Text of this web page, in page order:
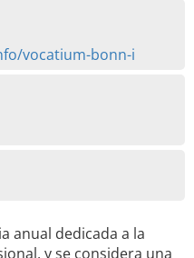
vocatium-bonn-i
anual dedicada a la
y se considera una